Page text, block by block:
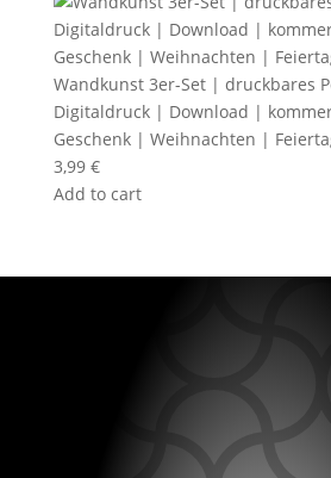
Wandkunst 3er-Set | druckbares
Digitaldruck | Download |
Geschenk | Weihnachten |
3,99 €
Add to cart